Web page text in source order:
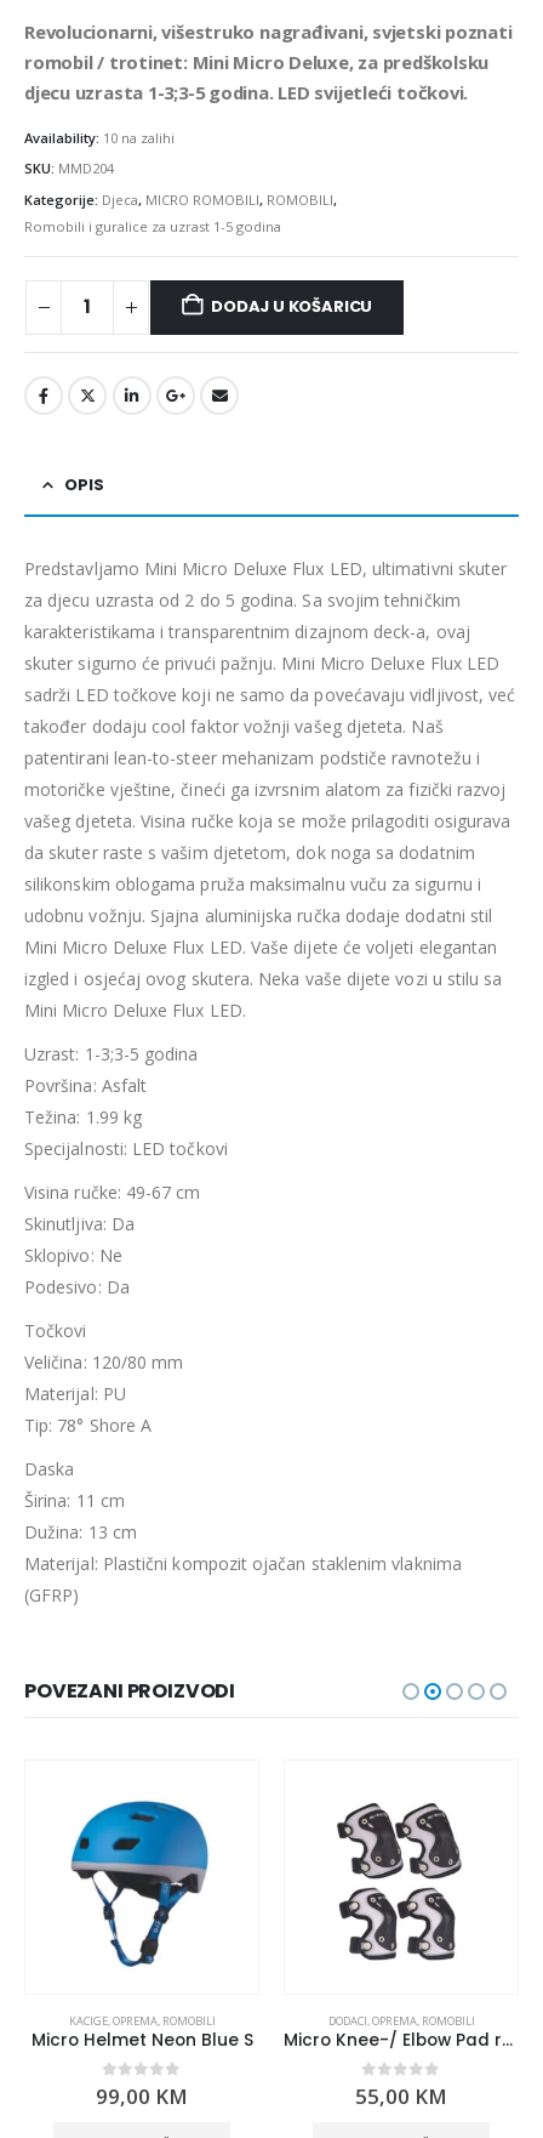
Revolucionarni, višestruko nagrađivani, svjetski poznati
romobil / trotinet: Mini Micro Deluxe, za predškolsku
djecu uzrasta 1-3;3-5 godina. LED svijetleći točkovi.
Availability: 10 na zalihi
SKU: MMD204
Kategorije: Djeca, MICRO ROMOBILI, ROMOBILI,
Romobili i guralice za uzrast 1-5 godina
DODAJ U KOŠARICU
OPIS
Predstavljamo Mini Micro Deluxe Flux LED, ultimativni skuter
za djecu uzrasta od 2 do 5 godina. Sa svojim tehničkim
karakteristikama i transparentnim dizajnom deck-a, ovaj
skuter sigurno će privući pažnju. Mini Micro Deluxe Flux LED
sadrži LED točkove koji ne samo da povećavaju vidljivost, već
također dodaju cool faktor vožnji vašeg djeteta. Naš
patentirani lean-to-steer mehanizam podstiče ravnotežu i
motoričke vještine, čineći ga izvrsnim alatom za fizički razvoj
vašeg djeteta. Visina ručke koja se može prilagoditi osigurava
da skuter raste s vašim djetetom, dok noga sa dodatnim
silikonskim oblogama pruža maksimalnu vuču za sigurnu i
udobnu vožnju. Sjajna aluminijska ručka dodaje dodatni stil
Mini Micro Deluxe Flux LED. Vaše dijete će voljeti elegantan
izgled i osjećaj ovog skutera. Neka vaše dijete vozi u stilu sa
Mini Micro Deluxe Flux LED.
Uzrast: 1-3;3-5 godina
Površina: Asfalt
Težina: 1.99 kg
Specijalnosti: LED točkovi
Visina ručke: 49-67 cm
Skinutljiva: Da
Sklopivo: Ne
Podesivo: Da
Točkovi
Veličina: 120/80 mm
Materijal: PU
Tip: 78° Shore A
Daska
Širina: 11 cm
Dužina: 13 cm
Materijal: Plastični kompozit ojačan staklenim vlaknima
(GFRP)
POVEZANI PROIZVODI
KACIGE,OPREMA, ROMOBILI
Micro Helmet Neon Blue S
0out of 5
99,00 KM
DODACI,OPREMA, ROMOBILI
Micro Knee-/ Elbow Pad reflective Black M
0out of 5
55,00 KM